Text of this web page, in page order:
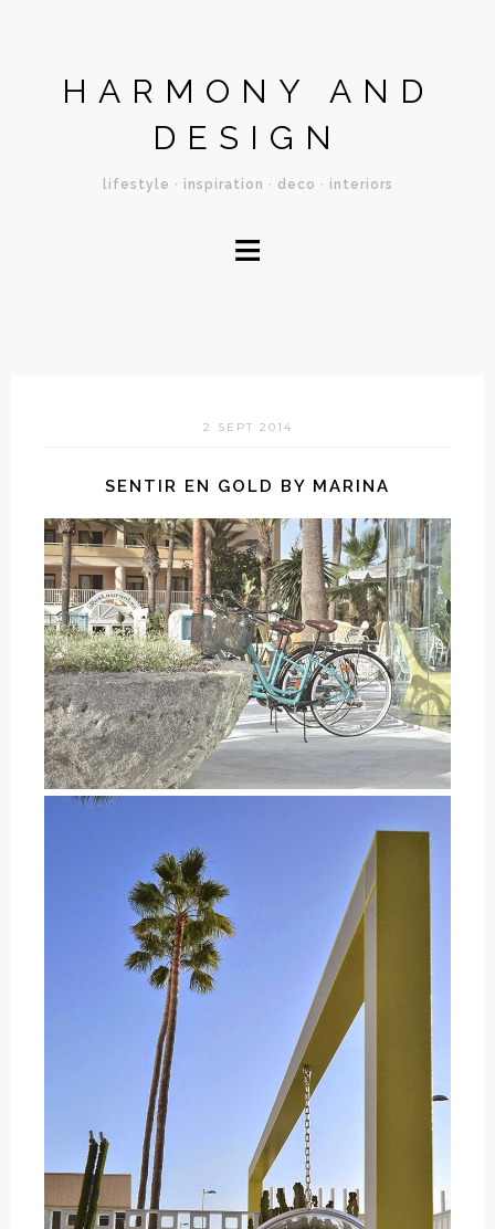
HARMONY AND
DESIGN
lifestyle · inspiration · deco · interiors
≡
2 SEPT 2014
SENTIR EN GOLD BY MARINA